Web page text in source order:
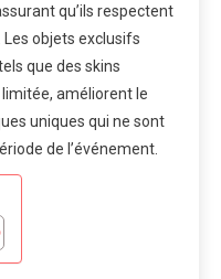
qu’ils respectent
objets exclusifs
que des skins
améliorent le
uniques qui ne sont
de l’événement.